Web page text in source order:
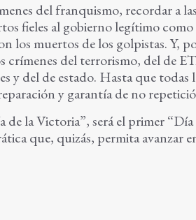
del franquismo, recordar a
fieles al gobierno legítimo
los muertos de los golpistas. Y,
crímenes del terrorismo, del de
y del de estado. Hasta que todas
y garantía de no
de la Victoria”, será el primer
que, quizás, permita avanzar